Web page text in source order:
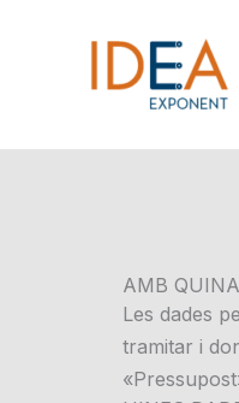
AMB
Les dades
tramitar i